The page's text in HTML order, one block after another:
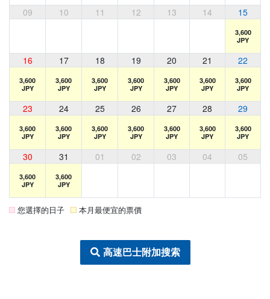
09 10 11 12 13 14 15
3,600
JPY
16 17 18 19 20 21 22
3,600
JPY
3,600
JPY
3,600
JPY
3,600
JPY
3,600
JPY
3,600
JPY
3,600
JPY
23 24 25 26 27 28 29
3,600
JPY
3,600
JPY
3,600
JPY
3,600
JPY
3,600
JPY
3,600
JPY
3,600
JPY
30 31 01 02 03 04 05
3,600
JPY
3,600
JPY
您選擇的日子 本月最便宜的票價
高速巴士附加搜索